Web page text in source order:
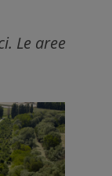
Le aree